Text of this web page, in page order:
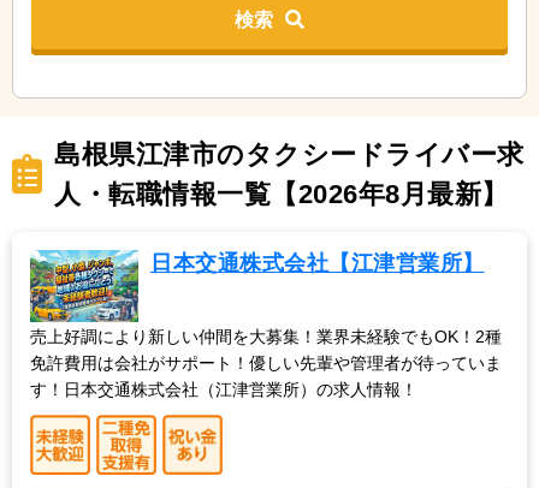
検索
島根県江津市のタクシードライバー求
人・転職情報一覧【2026年8月最新】
日本交通株式会社【江津営業所】
売上好調により新しい仲間を大募集！業界未経験でもOK！2種
免許費用は会社がサポート！優しい先輩や管理者が待っていま
す！日本交通株式会社（江津営業所）の求人情報！